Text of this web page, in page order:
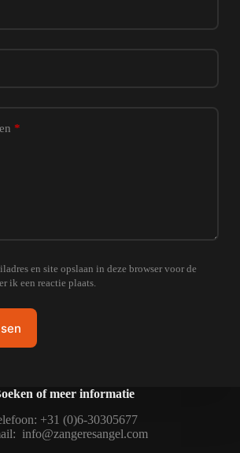
*
en site opslaan in deze browser voor de
ik een reactie plaats.
of meer informatie
+31 (0)6-30305677
info@zangeresangel.com